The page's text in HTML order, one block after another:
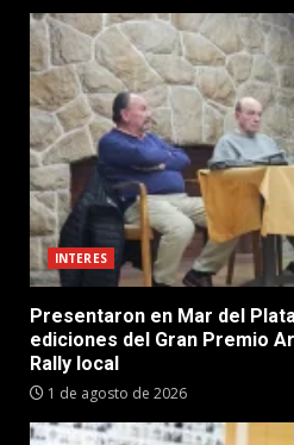
INTERES
Presentaron en Mar del
ediciones del Gran Premio
Rally local
1 de agosto de 2026